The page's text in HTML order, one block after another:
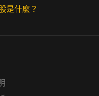
是什麼？